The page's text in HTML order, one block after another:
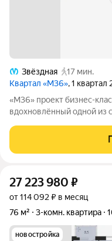
Звёздная
17 мин.
Квартал «М36», 1 квартал
«М36» проект бизнес-класса от группы компаний «КВС»,
вдохновлённый одной из
Возничего. В астрономии
точность и уверенность в
27 223 980 ₽
от 114 092 ₽ в месяц
76 м²
3-комн. квартира
новостройка